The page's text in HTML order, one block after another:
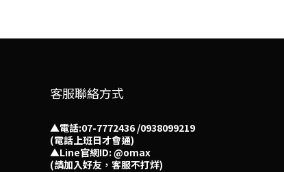
客服聯絡方式
▲電話:07-7772436 /0938099219
(電話上班日才會通)
▲Line官網ID: @omax​
(請加入好友，客服不打烊)